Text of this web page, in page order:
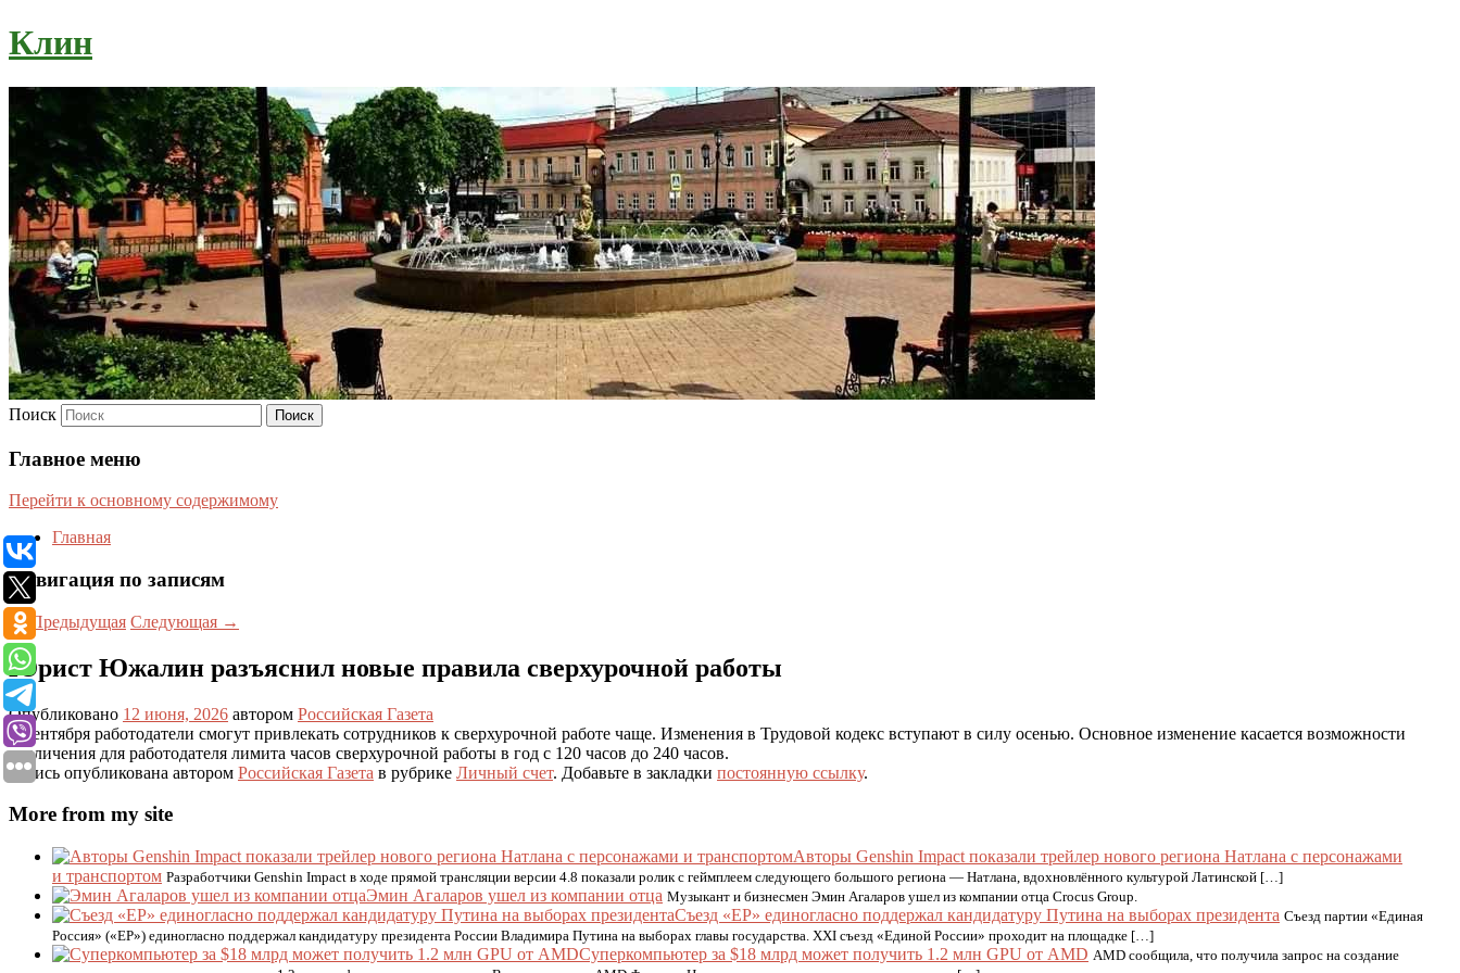
Клин
Поиск
Главное меню
Перейти к основному содержимому
Главная
Навигация по записям
←Предыдущая Следующая →
Юрист Южалин разъяснил новые правила сверхурочной работы
Опубликовано 12 июня, 2026 автором Российская Газета
С сентября работодатели смогут привлекать сотрудников к сверхурочной работе чаще. Изменения в Трудовой кодекс вступают в силу осенью. Основное изменение касается возможности
увеличения для работодателя лимита часов сверхурочной работы в год с 120 часов до 240 часов.
Запись опубликована автором Российская Газета в рубрике Личный счет. Добавьте в закладки постоянную ссылку.
More from my site
Авторы Genshin Impact показали трейлер нового региона Натлана с персонажами
и транспортом Разработчики Genshin Impact в ходе прямой трансляции версии 4.8 показали ролик с геймплеем следующего большого региона — Натлана, вдохновлённого культурой Латинской […]
Эмин Агаларов ушел из компании отца Музыкант и бизнесмен Эмин Агаларов ушел из компании отца Crocus Group.
Съезд «ЕР» единогласно поддержал кандидатуру Путина на выборах президента Съезд партии «Единая
Россия» («ЕР») единогласно поддержал кандидатуру президента России Владимира Путина на выборах главы государства. XXI съезд «Единой России» проходит на площадке […]
Суперкомпьютер за $18 млрд может получить 1.2 млн GPU от AMD AMD сообщила, что получила запрос на создание